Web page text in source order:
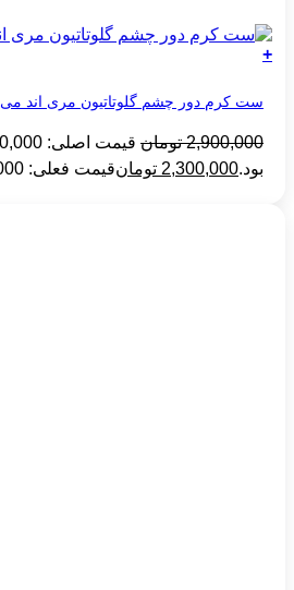
+
ست کرم دور چشم گلوتاتیون مری اند می
2,900,000 تومان
بود.2,300,000 تومانقیمت فعلی: 2,300,000 تومان.